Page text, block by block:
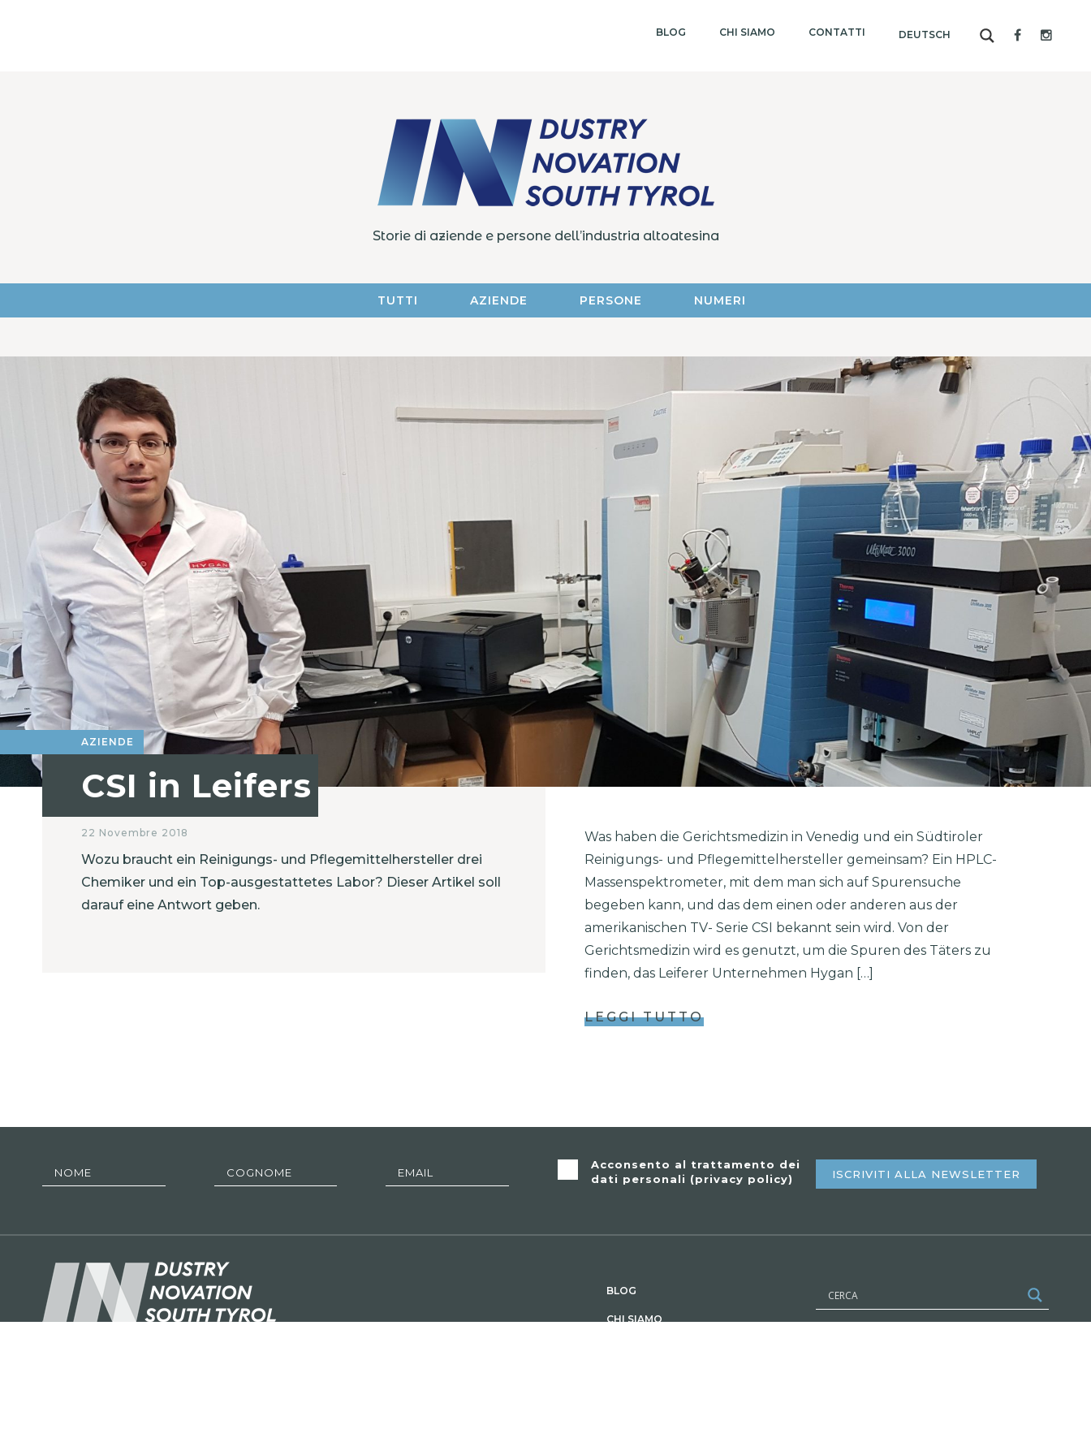
BLOG CHI SIAMO CONTATTI DEUTSCH
Storie di aziende e persone dell’industria altoatesina
TUTTI AZIENDE PERSONE NUMERI
AZIENDE
CSI in Leifers
22 Novembre 2018
Wozu braucht ein Reinigungs- und Pflegemittelhersteller drei
Chemiker und ein Top-ausgestattetes Labor? Dieser Artikel soll
darauf eine Antwort geben.
Was haben die Gerichtsmedizin in Venedig und ein Südtiroler
Reinigungs- und Pflegemittelhersteller gemeinsam? Ein HPLC-
Massenspektrometer, mit dem man sich auf Spurensuche
begeben kann, und das dem einen oder anderen aus der
amerikanischen TV- Serie CSI bekannt sein wird. Von der
Gerichtsmedizin wird es genutzt, um die Spuren des Täters zu
finden, das Leiferer Unternehmen Hygan […]
LEGGI TUTTO
Acconsento al trattamento dei
dati personali (privacy policy) ISCRIVITI ALLA NEWSLETTER
BLOG
CHI SIAMO